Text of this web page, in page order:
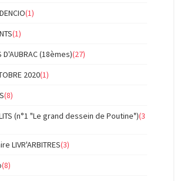
(1)
(1)
D'AUBRAC (18èmes)(27)
2020(1)
(8)
(n°1 "Le grand dessein de Poutine")(3
LIVR'ARBITRES(3)
(8)